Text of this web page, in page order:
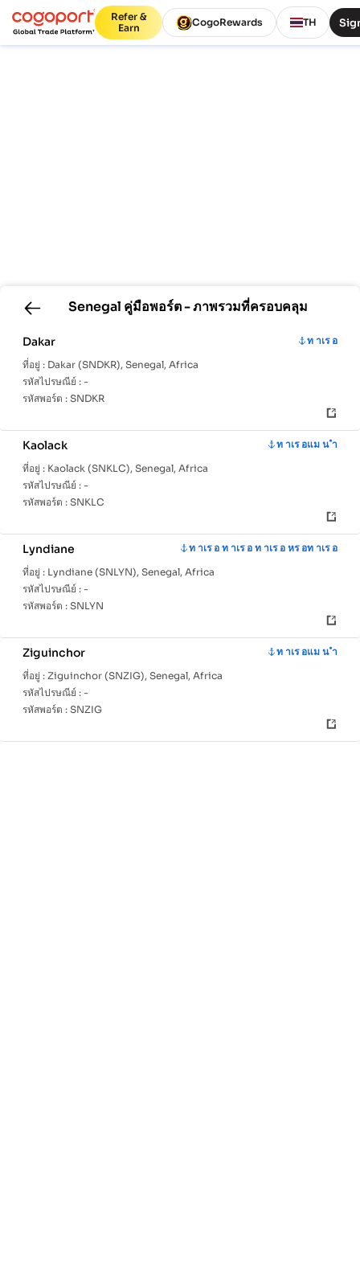
Refer &
Earn
CogoRewards TH
Senegal คู่มือพอร์ต - ภาพรวมที่ครอบคลุม
Dakar
ท าเร อ
ที่อยู่ : Dakar (SNDKR), Senegal, Africa
รหัสไปรษณีย์ : -
รหัสพอร์ต : SNDKR
Kaolack
ท าเร อแม น ำ
ที่อยู่ : Kaolack (SNKLC), Senegal, Africa
รหัสไปรษณีย์ : -
รหัสพอร์ต : SNKLC
Lyndiane
ท าเร อ ท าเร อ ท าเร อ หร อท าเร อ
ที่อยู่ : Lyndiane (SNLYN), Senegal, Africa
รหัสไปรษณีย์ : -
รหัสพอร์ต : SNLYN
Ziguinchor
ท าเร อแม น ำ
ที่อยู่ : Ziguinchor (SNZIG), Senegal, Africa
รหัสไปรษณีย์ : -
รหัสพอร์ต : SNZIG